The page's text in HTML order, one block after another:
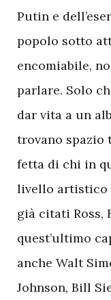
Putin e
popolo sotto
encomiabile,
parlare. Solo
dar vita a un
trovano spazio
fetta di chi in
livello artistico
già citati Ross,
quest’ultimo
anche Walt
Johnson, Bill